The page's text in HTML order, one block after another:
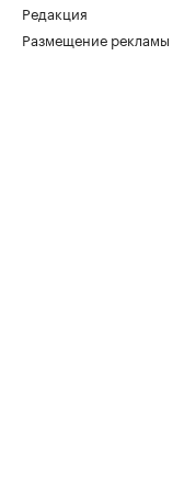
Редакция
Размещение рекламы